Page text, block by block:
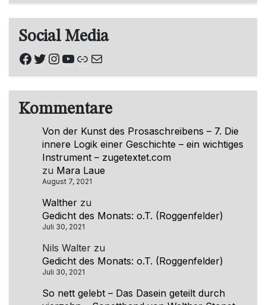
Social Media
Facebook
Twitter
Instagram
YouTube
Link
E-Mail
Kommentare
Von der Kunst des Prosaschreibens – 7. Die
innere Logik einer Geschichte – ein wichtiges
Instrument – zugetextet.com
zu Mara Laue
August 7, 2021
Walther zu
Gedicht des Monats: o.T. (Roggenfelder)
Juli 30, 2021
Nils Walter zu
Gedicht des Monats: o.T. (Roggenfelder)
Juli 30, 2021
So nett gelebt – Das Dasein geteilt durch